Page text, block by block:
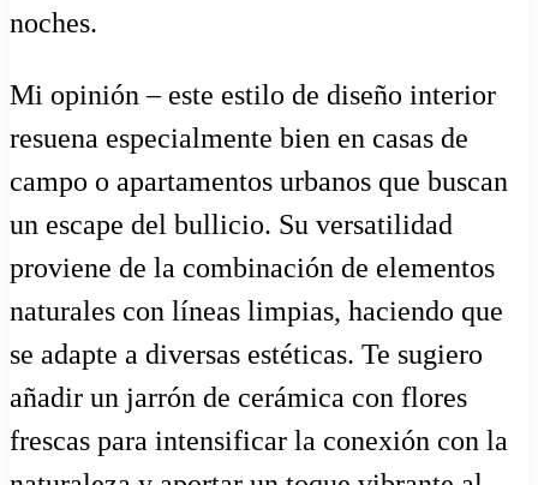
noches.
Mi opinión – este estilo de diseño interior
resuena especialmente bien en casas de
campo o apartamentos urbanos que buscan
un escape del bullicio. Su versatilidad
proviene de la combinación de elementos
naturales con líneas limpias, haciendo que
se adapte a diversas estéticas. Te sugiero
añadir un jarrón de cerámica con flores
frescas para intensificar la conexión con la